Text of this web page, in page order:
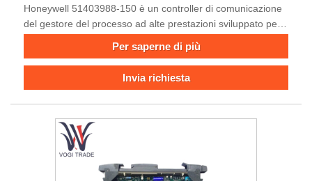
Honeywell 51403988-150 è un controller di comunicazione
del gestore del processo ad alte prestazioni sviluppato per il
sistema di controllo del processo TDC 3000 ed è un
componente principale per un controllo efficiente del
Per saperne di più
Invia richiesta